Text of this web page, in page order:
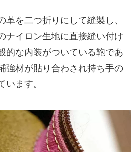
革を二つ折りにして縫製し、
ナイロン生地に直接縫い付け
的な内装がついている鞄であ
強材が貼り合わされ持ち手の
います。